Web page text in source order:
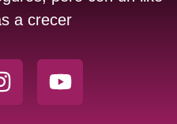
a crecer